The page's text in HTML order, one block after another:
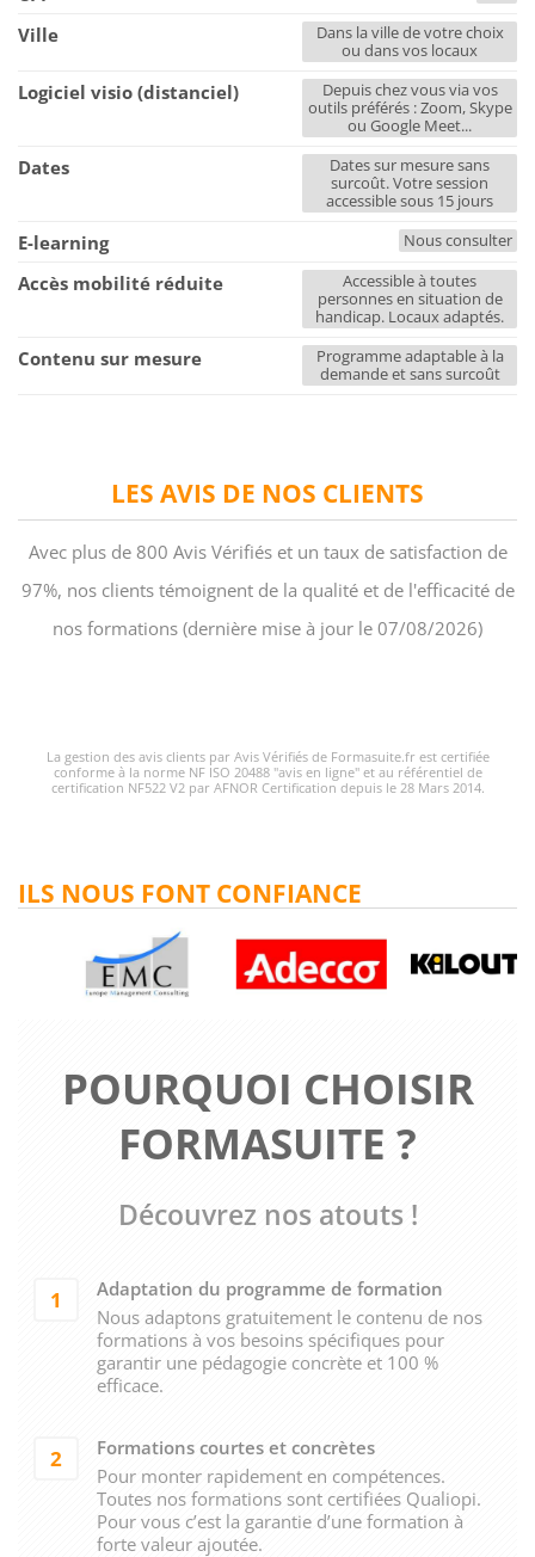
LES AVIS DE NOS CLIENTS
Avec plus de 800 Avis Vérifiés et un taux de satisfaction de
97%, nos clients témoignent de la qualité et de l'efficacité de
nos formations (dernière mise à jour le 07/08/2026)
La gestion des avis clients par Avis Vérifiés de Formasuite.fr est certifiée
conforme à la norme NF ISO 20488 "avis en ligne" et au référentiel de
certification NF522 V2 par AFNOR Certification depuis le 28 Mars 2014.
POURQUOI CHOISIR
FORMASUITE ?
Découvrez nos atouts !
1
Adaptation du programme de formation
Nous adaptons gratuitement le contenu de nos
formations à vos besoins spécifiques pour
garantir une pédagogie concrète et 100 %
efficace.
2
Formations courtes et concrètes
Pour monter rapidement en compétences.
Toutes nos formations sont certifiées Qualiopi.
Pour vous c’est la garantie d’une formation à
forte valeur ajoutée.
ILS NOUS FONT CONFIANCE
Ville
Dans la ville de votre choix
ou dans vos locaux
Logiciel visio (distanciel)
Depuis chez vous via vos
outils préférés : Zoom, Skype
ou Google Meet...
Dates
Dates sur mesure sans
surcoût. Votre session
accessible sous 15 jours
E-learning Nous consulter
Accès mobilité réduite
Accessible à toutes
personnes en situation de
handicap. Locaux adaptés.
Contenu sur mesure
Programme adaptable à la
demande et sans surcoût